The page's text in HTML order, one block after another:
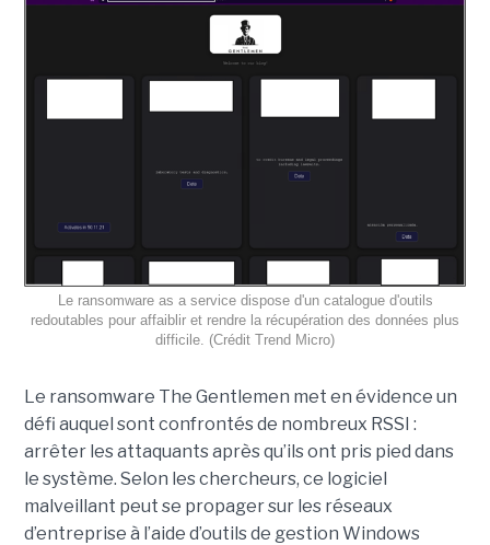
Le ransomware as a service dispose d'un catalogue d'outils
redoutables pour affaiblir et rendre la récupération des données plus
difficile. (Crédit Trend Micro)
Le ransomware The Gentlemen met en évidence un
défi auquel sont confrontés de nombreux RSSI :
arrêter les attaquants après qu’ils ont pris pied dans
le système. Selon les chercheurs, ce logiciel
malveillant peut se propager sur les réseaux
d’entreprise à l’aide d’outils de gestion Windows